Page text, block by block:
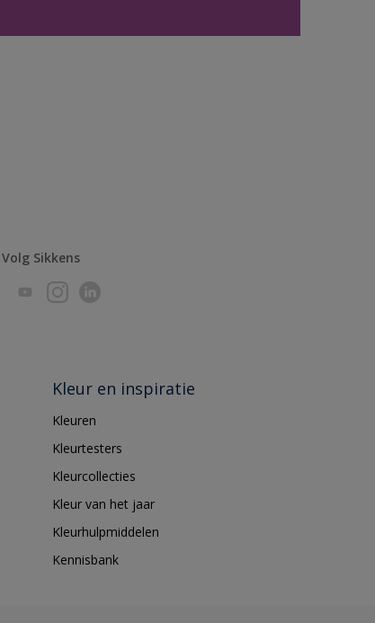
Volg Sikkens
Kleur en inspiratie
Kleuren
Kleurtesters
Kleurcollecties
Kleur van het jaar
Kleurhulpmiddelen
Kennisbank